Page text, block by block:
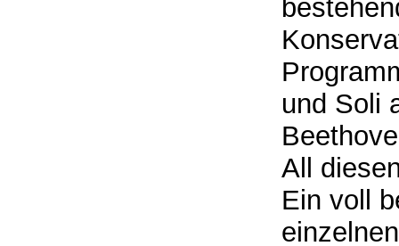
und Soli
All
Ein voll